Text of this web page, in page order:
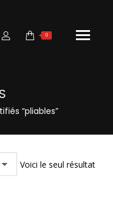
0
“pliables”
Voici le seul résultat